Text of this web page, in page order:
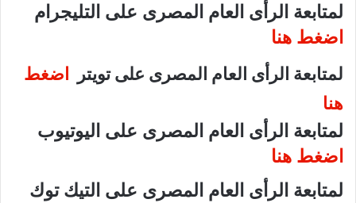
لمتابعة الرأى العام المصرى على التليجرام
اضغط هنا
لمتابعة الرأى العام المصرى على تويتر اضغط
هنا
لمتابعة الرأى العام المصرى على اليوتيوب
اضغط هنا
لمتابعة الرأى العام المصرى على التيك توك